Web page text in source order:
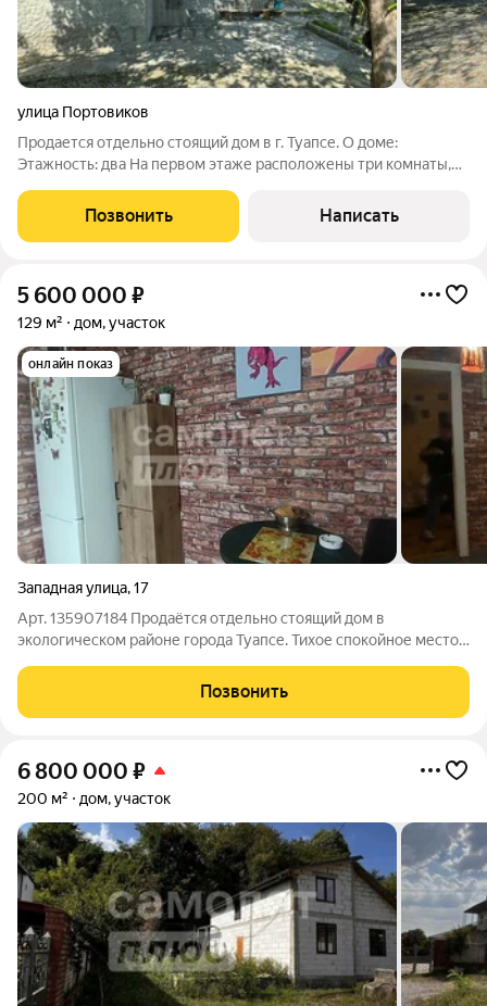
улица Портовиков
Продается отдельно стоящий дом в г. Туапсе. О доме:
Этажность: два На первом этаже расположены три комнаты,
земельном участке: Площадь: 6 соток Правильной формы,
ровный Коммуникации: Вода
Позвонить Написать
5 600 000 ₽
129 м² дом, участок
онлайн показ
Западная улица,17
Арт. 135907184 Продаётся отдельно стоящий дом в
экологическом районе города Туапсе. Тихое спокойное место
проходных и две изолированных) , цокольный этаж , 2 входа
,отопление печное ,газ баллонный,
Позвонить
6 800 000 ₽
200 м² дом, участок